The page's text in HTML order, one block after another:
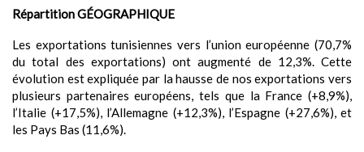
Répartition GÉOGRAPHIQUE
Les exportations tunisiennes vers l’union européenne (70,7%
du total des exportations) ont augmenté de 12,3%. Cette
évolution est expliquée par la hausse de nos exportations vers
plusieurs partenaires européens, tels que la France (+8,9%),
l’Italie (+17,5%), l’Allemagne (+12,3%), l’Espagne (+27,6%), et
les Pays Bas (11,6%).​​​​​​​